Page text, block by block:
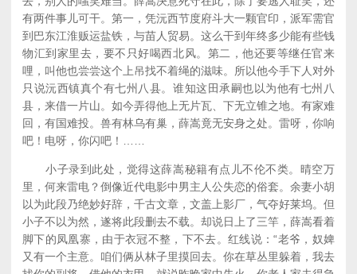
有两件事儿可干。第一，凭沅西节度府斗大一颗官印，派军需官
到巴东江淮贩运盐铁，与苗人贸易。这么干到年终多少能有些钱
物汇到家里去，要不只好喝西北风。第二，他还要等继任官来
哩，叫他也尝尝这个上吊找不着绳的滋味。所以他今手下人对外
只说沅西镇真个有七州八县。谁知这田承嗣也以为他有七州八
县，来借一片山。如今弄得他上无片瓦、下无立锥之地。有家难
回，有国难投。兽有林乌有巢，薛嵩竟无安身之处。雷呀，你响
吧！电呀，你闪吧！……
小子录到此处，觉得这薛嵩秘籍有点儿不伦不类。晴空万
里，何来雷电？倒像近代电影中男主人公失恋的俗套。余妻小胡
以为此段乃绝妙好辞，千古文章，文盖上影厂，气夺好莱坞。但
小子不以为然，遂将此段删去不载。却说日上了三竿，薛嵩看着
脚下的凤凰寨，由于衣冠不整，下不去。红线说：“老爷，奴婢
又有一个主意。咱们俩从林子里摸回去。你在草丛里躲着，我去